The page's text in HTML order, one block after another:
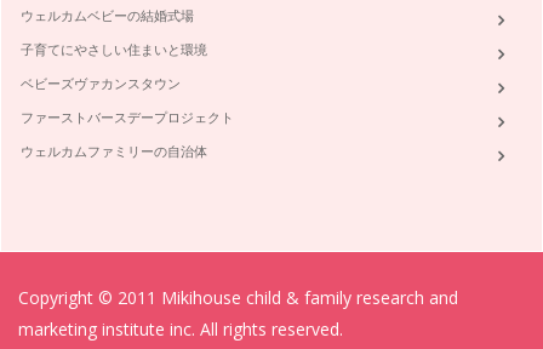
ウェルカムベビーの結婚式場
子育てにやさしい住まいと環境
ベビーズヴァカンスタウン
ファーストバースデープロジェクト
ウェルカムファミリーの自治体
Copyright © 2011 Mikihouse child & family research and
marketing institute inc. All rights reserved.